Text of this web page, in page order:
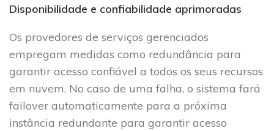
Disponibilidade e confiabilidade aprimoradas
Os provedores de serviços gerenciados
empregam medidas como redundância para
garantir acesso confiável a todos os seus recursos
em nuvem. No caso de uma falha, o sistema fará
failover automaticamente para a próxima
instância redundante para garantir acesso